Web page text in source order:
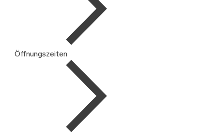
Öffnungszeiten